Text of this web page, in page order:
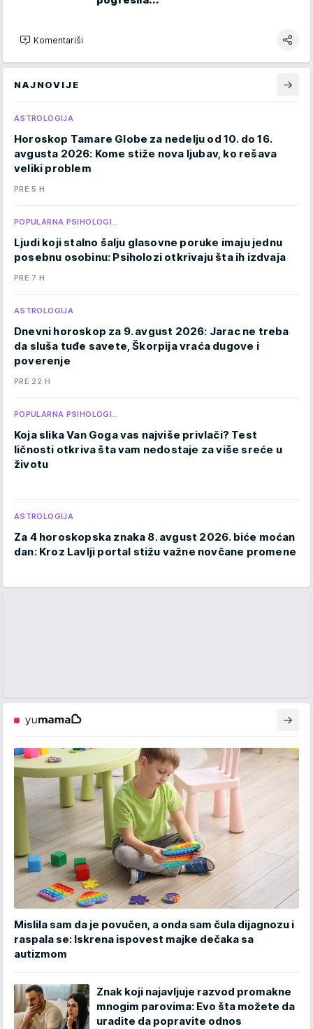
Komentariši
NAJNOVIJE
ASTROLOGIJA
Horoskop Tamare Globe za nedelju od 10. do 16.
avgusta 2026: Kome stiže nova ljubav, ko rešava
veliki problem
PRE 5 H
POPULARNA PSIHOLOGI…
Ljudi koji stalno šalju glasovne poruke imaju jednu
posebnu osobinu: Psiholozi otkrivaju šta ih izdvaja
PRE 7 H
ASTROLOGIJA
Dnevni horoskop za 9. avgust 2026: Jarac ne treba
da sluša tuđe savete, Škorpija vraća dugove i
poverenje
PRE 22 H
POPULARNA PSIHOLOGI…
Koja slika Van Goga vas najviše privlači? Test
ličnosti otkriva šta vam nedostaje za više sreće u
životu
ASTROLOGIJA
Za 4 horoskopska znaka 8. avgust 2026. biće moćan
dan: Kroz Lavlji portal stižu važne novčane promene
Mislila sam da je povučen, a onda sam čula dijagnozu i
raspala se: Iskrena ispovest majke dečaka sa
autizmom
Znak koji najavljuje razvod promakne
mnogim parovima: Evo šta možete da
uradite da popravite odnos